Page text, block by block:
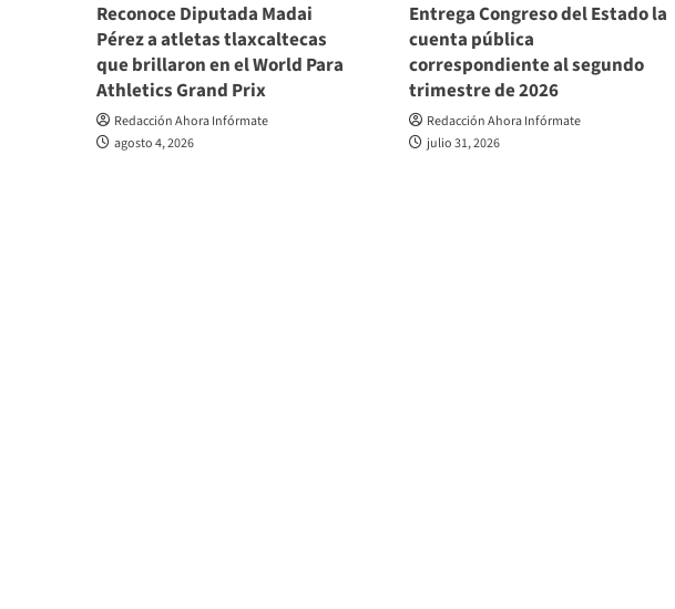
Reconoce Diputada Madai
Pérez a atletas tlaxcaltecas
que brillaron en el World Para
Athletics Grand Prix
Redacción Ahora Infórmate
agosto 4, 2026
Entrega Congreso del Estado la
cuenta pública
correspondiente al segundo
trimestre de 2026
Redacción Ahora Infórmate
julio 31, 2026